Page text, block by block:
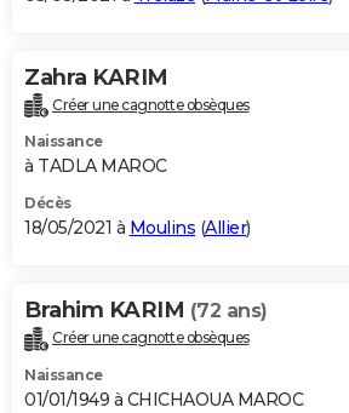
Zahra KARIM
Créer une cagnotte obsèques
Naissance
à TADLA MAROC
Décès
18/05/2021 à Moulins (Allier)
Brahim KARIM (72 ans)
Créer une cagnotte obsèques
Naissance
01/01/1949 à CHICHAOUA MAROC